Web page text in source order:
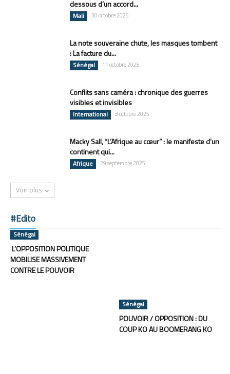
dessous d’un accord...
Mali 30 octobre 2025
La note souveraine chute, les masques tombent
: La facture du...
Sénégal 11 octobre 2025
Conflits sans caméra : chronique des guerres
visibles et invisibles
International 3 octobre 2025
Macky Sall, “L’Afrique au cœur” : le manifeste d’un
continent qui...
Afrique 29 septembre 2025
Voir plus
#Edito
Sénégal
L’OPPOSITION POLITIQUE
MOBILISE MASSIVEMENT
CONTRE LE POUVOIR
Sénégal
POUVOIR / OPPOSITION : DU
COUP KO AU BOOMERANG KO